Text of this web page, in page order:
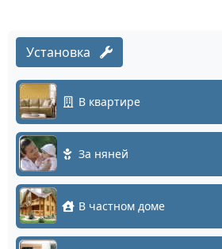
Установка
В квартире
За няней
В частном доме